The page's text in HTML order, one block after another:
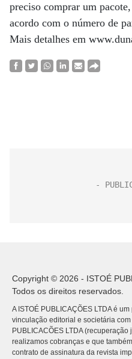
preciso comprar um
acordo com o número de
Mais detalhes em
Copyright © 2026 - ISTOÉ
Todos os direitos reservados.
A ISTOÉ PUBLICAÇÕES LTDA é
vinculação editorial e societária
PUBLICACÕES LTDA
realizamos cobranças e que
contrato de assinatura da revista